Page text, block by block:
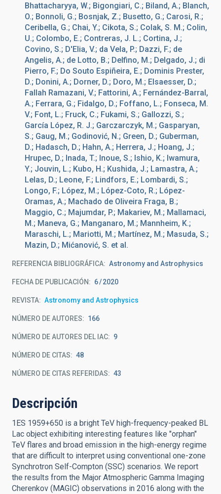
Bhattacharyya, W.; Bigongiari, C.; Biland, A.; Blanch,
O.; Bonnoli, G.; Bosnjak, Z.; Busetto, G.; Carosi, R.;
Ceribella, G.; Chai, Y.; Cikota, S.; Colak, S. M.; Colin,
U.; Colombo, E.; Contreras, J. L.; Cortina, J.;
Covino, S.; D'Elia, V.; da Vela, P.; Dazzi, F.; de
Angelis, A.; de Lotto, B.; Delfino, M.; Delgado, J.; di
Pierro, F.; Do Souto Espiñeira, E.; Dominis Prester,
D.; Donini, A.; Dorner, D.; Doro, M.; Elsaesser, D.;
Fallah Ramazani, V.; Fattorini, A.; Fernández-Barral,
A.; Ferrara, G.; Fidalgo, D.; Foffano, L.; Fonseca, M.
V.; Font, L.; Fruck, C.; Fukami, S.; Gallozzi, S.;
García López, R. J.; Garczarczyk, M.; Gasparyan,
S.; Gaug, M.; Godinović, N.; Green, D.; Guberman,
D.; Hadasch, D.; Hahn, A.; Herrera, J.; Hoang, J.;
Hrupec, D.; Inada, T.; Inoue, S.; Ishio, K.; Iwamura,
Y.; Jouvin, L.; Kubo, H.; Kushida, J.; Lamastra, A.;
Lelas, D.; Leone, F.; Lindfors, E.; Lombardi, S.;
Longo, F.; López, M.; López-Coto, R.; López-
Oramas, A.; Machado de Oliveira Fraga, B.;
Maggio, C.; Majumdar, P.; Makariev, M.; Mallamaci,
M.; Maneva, G.; Manganaro, M.; Mannheim, K.;
Maraschi, L.; Mariotti, M.; Martínez, M.; Masuda, S.;
Mazin, D.; Mićanović, S. et al.
REFERENCIA BIBLIOGRÁFICA Astronomy and Astrophysics
FECHA DE PUBLICACIÓN: 6 2020
REVISTA Astronomy and Astrophysics
NÚMERO DE AUTORES 166
NÚMERO DE AUTORES DEL IAC 9
NÚMERO DE CITAS 48
NÚMERO DE CITAS REFERIDAS 43
Descripción
1ES 1959+650 is a bright TeV high-frequency-peaked BL
Lac object exhibiting interesting features like "orphan"
TeV flares and broad emission in the high-energy regime
that are difficult to interpret using conventional one-zone
Synchrotron Self-Compton (SSC) scenarios. We report
the results from the Major Atmospheric Gamma Imaging
Cherenkov (MAGIC) observations in 2016 along with the